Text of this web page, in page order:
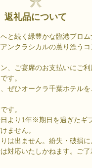
返礼品について
と続く緑豊かな臨港プロ
ンクラシカルの薫り漂う
、ご宴席のお支払いにご
す。
ぜひオークラ千葉ホテル
す。
日より1年※期日を過ぎたギ
ません。
りは出ません。紛失・破損
対応いたしかねます。ご了